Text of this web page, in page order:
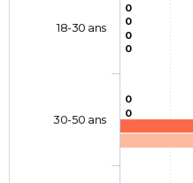
0
0
0
0
0
0
18-30 ans
30-50 ans